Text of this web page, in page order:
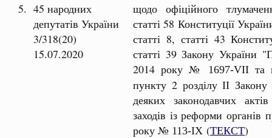
5. 45 народних
депутатів України
3/318(20)
15.07.2020
щодо офіційного
статті 58 Конституції
статті 8, статті 43
статті 39 Закону України
2014 року №
1697-VII та
пункту 2 розділу ІІ
деяких законодавчих
заходів із реформи органів
року № 113-ІХ (ТЕКСТ)